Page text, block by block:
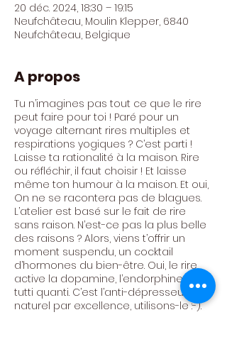
20 déc. 2024, 18:30 – 19:15
Neufchâteau, Moulin Klepper, 6840
Neufchâteau, Belgique
A propos
Tu n’imagines pas tout ce que le rire
peut faire pour toi ! Paré pour un
voyage alternant rires multiples et
respirations yogiques ? C’est parti !
Laisse ta rationalité à la maison. Rire
ou réfléchir, il faut choisir ! Et laisse
même ton humour à la maison. Et oui,
On ne se racontera pas de blagues.
L’atelier est basé sur le fait de rire
sans raison. N’est-ce pas la plus belle
des raisons ? Alors, viens t’offrir un
moment suspendu, un cocktail
d’hormones du bien-être. Oui, le rire
active la dopamine, l’endorphine et
tutti quanti. C’est l’anti-dépresseur
naturel par excellence, utilisons-le :-).